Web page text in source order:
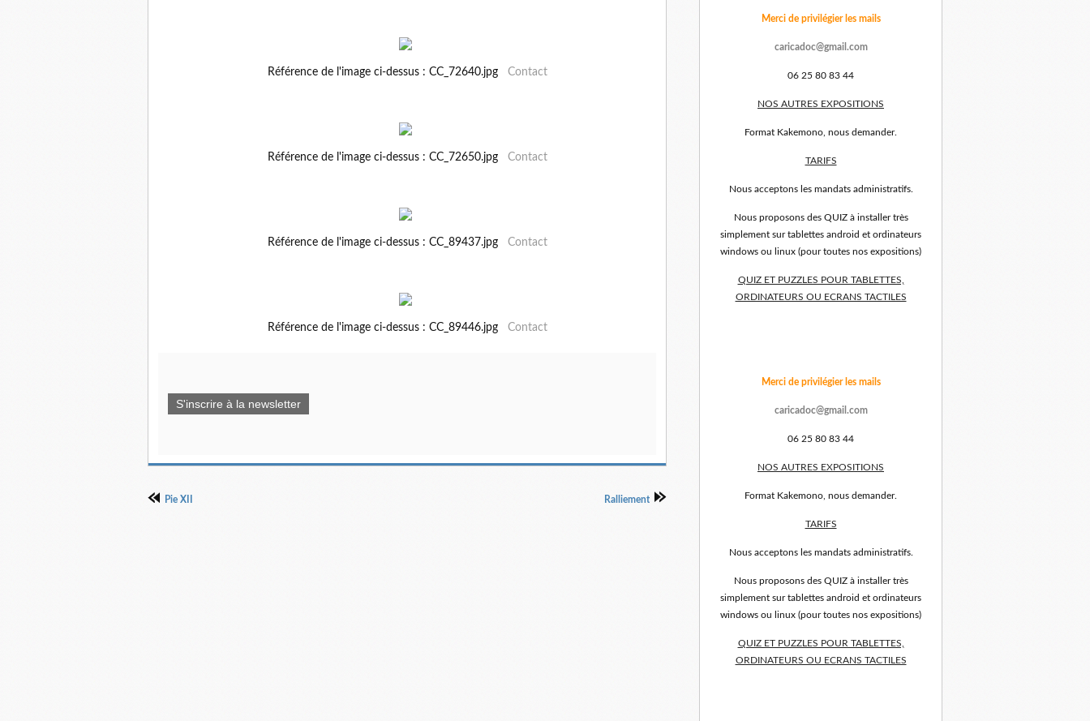
Référence de l'image ci-dessus : CC_72640.jpg Contact
Référence de l'image ci-dessus : CC_72650.jpg Contact
Référence de l'image ci-dessus : CC_89437.jpg Contact
Référence de l'image ci-dessus : CC_89446.jpg Contact
S'inscrire à la newsletter
Pie XII Ralliement
Merci de privilégier les mails
caricadoc@gmail.com
06 25 80 83 44
NOS AUTRES EXPOSITIONS
Format Kakemono, nous demander.
TARIFS
Nous acceptons les mandats administratifs.
Nous proposons des QUIZ à installer très
simplement sur tablettes android et ordinateurs
windows ou linux (pour toutes nos expositions)
QUIZ ET PUZZLES POUR TABLETTES,
ORDINATEURS OU ECRANS TACTILES
Merci de privilégier les mails
caricadoc@gmail.com
06 25 80 83 44
NOS AUTRES EXPOSITIONS
Format Kakemono, nous demander.
TARIFS
Nous acceptons les mandats administratifs.
Nous proposons des QUIZ à installer très
simplement sur tablettes android et ordinateurs
windows ou linux (pour toutes nos expositions)
QUIZ ET PUZZLES POUR TABLETTES,
ORDINATEURS OU ECRANS TACTILES